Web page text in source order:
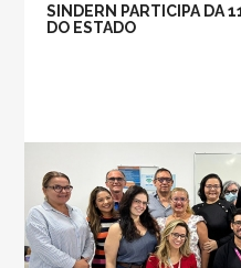
SINDERN PARTICIPA DA
DO ESTADO